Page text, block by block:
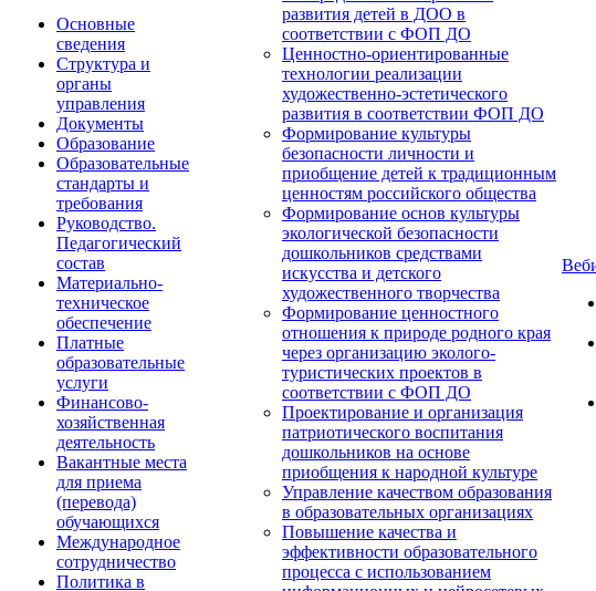
Основные
сведения
Структура и
органы
управления
Документы
Образование
Образовательные
стандарты и
требования
Руководство.
Педагогический
состав
Материально-
техническое
обеспечение
Платные
образовательные
услуги
Финансово-
хозяйственная
деятельность
Вакантные места
для приема
(перевода)
обучающихся
Международное
сотрудничество
Политика в
развития детей в ДОО в
соответствии с ФОП ДО
Ценностно-ориентированные
технологии реализации
художественно-эстетического
развития в соответствии ФОП ДО
Формирование культуры
безопасности личности и
приобщение детей к традиционным
ценностям российского общества
Формирование основ культуры
экологической безопасности
дошкольников средствами
искусства и детского
художественного творчества
Формирование ценностного
отношения к природе родного края
через организацию эколого-
туристических проектов в
соответствии с ФОП ДО
Проектирование и организация
патриотического воспитания
дошкольников на основе
приобщения к народной культуре
Управление качеством образования
в образовательных организациях
Повышение качества и
эффективности образовательного
процесса с использованием